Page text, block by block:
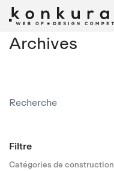
Archives
Filtre
Catégories de construction